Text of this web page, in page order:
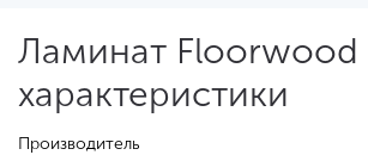
Ламинат Floorwood
характеристики
Производитель